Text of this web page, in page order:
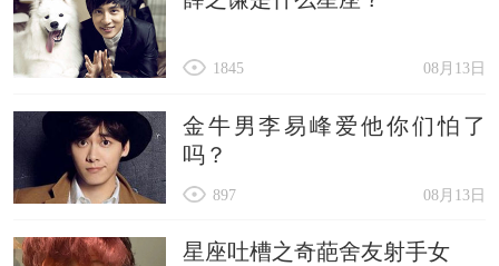
08月13日
1845
金牛男李易峰爱他你们怕了
吗？
08月13日
897
星座吐槽之奇葩舍友射手女